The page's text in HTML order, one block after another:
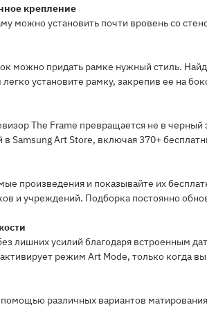
крепление
можно установить почти вровень со
можно придать рамке нужный стиль.
установите рамку, закрепив ее на
The Frame превращается не в
в Samsung Art Store, включая 370+
произведения и показывайте их
и учреждений. Подборка постоянно
лишних усилий благодаря встроенным
режим Art Mode, только когда
различных вариантов